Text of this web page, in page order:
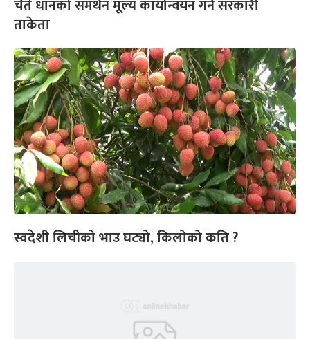
चैते धानको समर्थन मूल्य कार्यान्वयन गर्न सरकारी
ताकेता
स्वदेशी लिचीको भाउ घट्यो, किलोको कति ?